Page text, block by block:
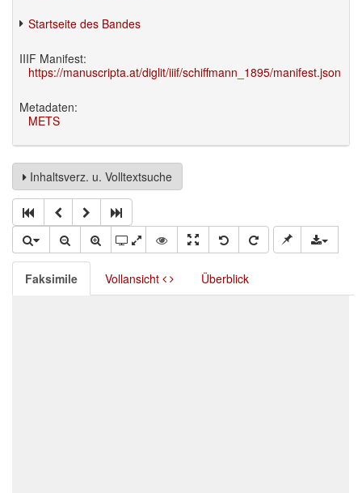
Startseite des Bandes
IIIF Manifest:
https://manuscripta.at/diglit/iiif/schiffmann_1895/manifest.json
Metadaten:
METS
Inhaltsverz. u. Volltextsuche
Faksimile Vollansicht Überblick